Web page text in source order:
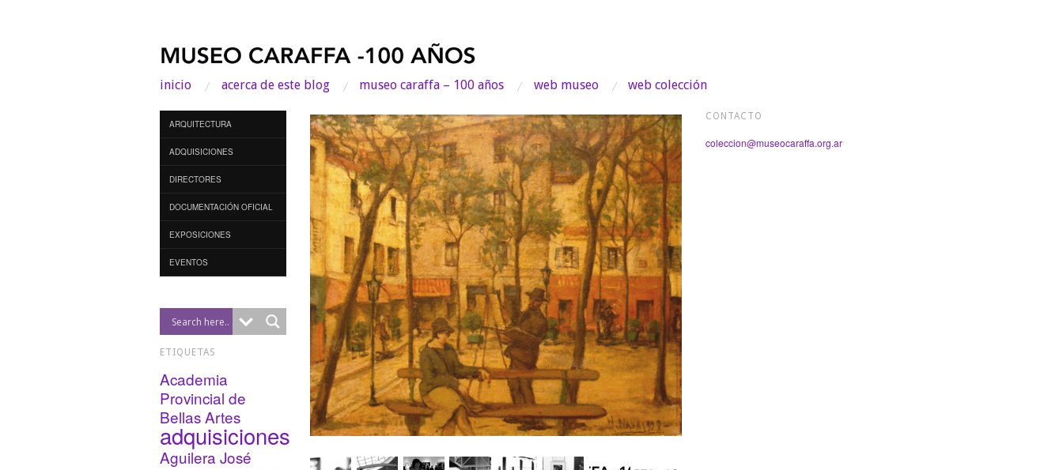
inicio acerca de este blog museo caraffa – 100 años web museo web colección
ARQUITECTURA
ADQUISICIONES
DIRECTORES
DOCUMENTACIÓN OFICIAL
EXPOSICIONES
EVENTOS
ETIQUETAS
Academia
Provincial de
Bellas Artes
adquisiciones
Aguilera José
CONTACTO
coleccion@museocaraffa.org.ar